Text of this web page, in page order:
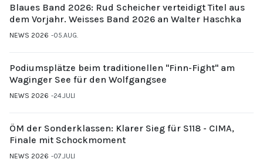
Blaues Band 2026: Rud Scheicher verteidigt Titel aus
dem Vorjahr. Weisses Band 2026 an Walter Haschka
NEWS 2026 05.AUG.
Podiumsplätze beim traditionellen "Finn-Fight" am
Waginger See für den Wolfgangsee
NEWS 2026 24.JULI
ÖM der Sonderklassen: Klarer Sieg für S118 - CIMA,
Finale mit Schockmoment
NEWS 2026 07.JULI